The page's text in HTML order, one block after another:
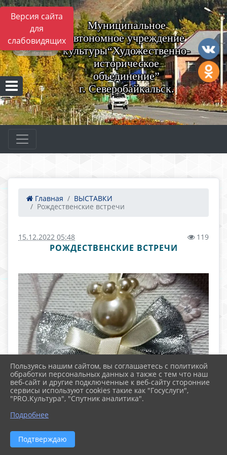
Версия сайта
для
слабовидящих
Муниципальное
автономное учреждение
культуры“Художественно-
историческое
объединение”
г. Северобайкальск.
Главная
ВЫСТАВКИ
Рождественские встречи
15.12.2022 05:48 119
РОЖДЕСТВЕНСКИЕ ВСТРЕЧИ
Пользуясь нашим сайтом, вы соглашаетесь с политикой
обработки персональных данных а также с тем что наш
веб-сайт и другие подключенные к веб-сайту сторонние
сервисы используют cookies такие как "Госуслуги",
"PRO.Культура", "Спутник аналитика".
Подробнее
Подтверждаю